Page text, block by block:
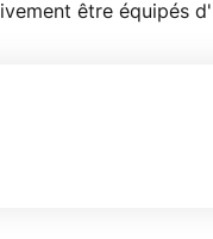
être équipés